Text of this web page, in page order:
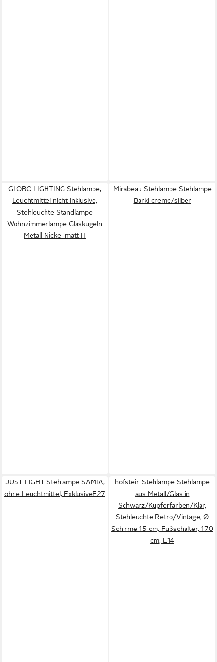
GLOBO LIGHTING Stehlampe,
Leuchtmittel nicht inklusive,
Stehleuchte Standlampe
Wohnzimmerlampe Glaskugeln
Metall Nickel-matt H
Mirabeau Stehlampe Stehlampe
Barki creme/silber
JUST LIGHT Stehlampe SAMIA,
ohne Leuchtmittel, ExklusiveE27
hofstein Stehlampe Stehlampe
aus Metall/Glas in
Schwarz/Kupferfarben/Klar,
Stehleuchte Retro/Vintage, Ø
Schirme 15 cm, Fußschalter, 170
cm, E14